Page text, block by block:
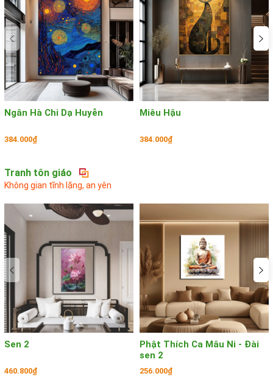
Ngân Hà Chi Dạ Huyễn
384.000₫
Miêu Hậu
384.000₫
Tranh tôn giáo
Không gian tĩnh lặng, an yên
Sen 2
460.800₫
Phật Thích Ca Mâu Ni - Đài
sen 2
256.000₫